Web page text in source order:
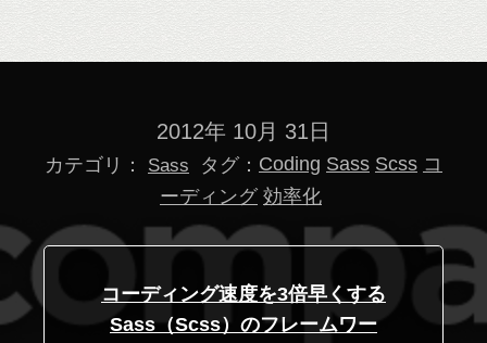
2012年 10月 31日
カテゴリ： Sass タグ： Coding Sass Scss コ
ーディング 効率化
コーディング速度を3倍早くする
Sass（Scss）のフレームワー